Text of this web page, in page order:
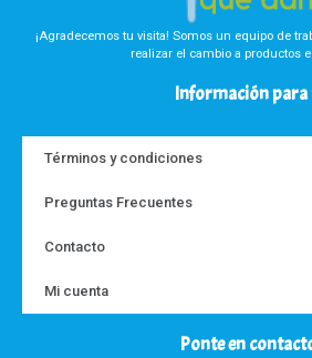
¡Agradecemos tu visita! Somos un equipo de
realizar el cambio a productos
Información para
Términos y condiciones
Preguntas Frecuentes
Contacto
Mi cuenta
Ponte en